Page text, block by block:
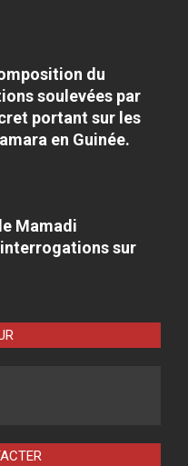
du
soulevées par
portant sur les
en Guinée.
Mamadi
sur